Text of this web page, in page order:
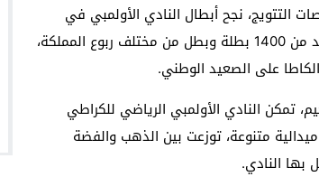
التتويج، نجح أبطال النادي الأولمبي في
صناعة ملحمة رياضية استثنائية، وسط منافسة قوية عرفت مشاركة أزيد من 1400 بطلة وبطل من مختلف ربوع المملكة،
على الصعيد الوطني.
تمكن النادي الأولمبي الرياضي للكراطي
بطاطا من انتزاع المركز الأول وطنياً، بعد حصد حصيلة قياسية بلغت 18 ميدالية متنوعة، توزعت بين الذهب والفضة
بها النادي.